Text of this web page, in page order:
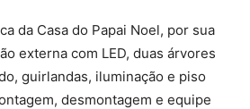
da Casa do Papai Noel, por sua
externa com LED, duas árvores
guirlandas, iluminação e piso
desmontagem e equipe